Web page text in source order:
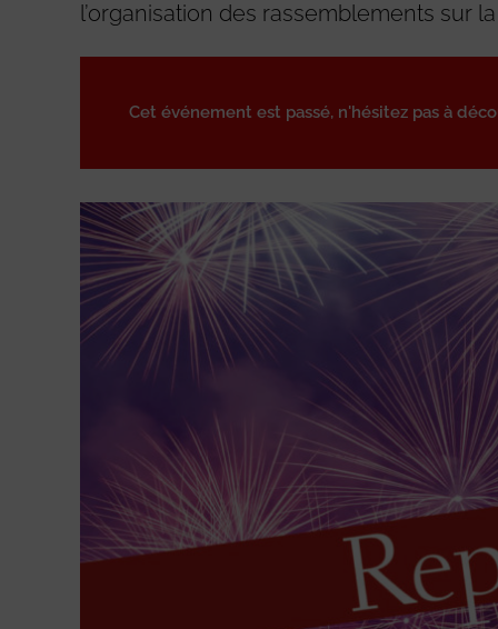
l’organisation des rassemblements sur la
Cet événement est passé, n'hésitez pas à